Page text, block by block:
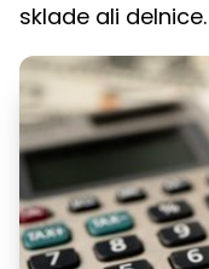
sklade ali delnice.